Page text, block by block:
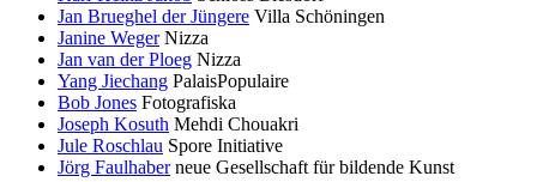
Jan Brueghel der Jüngere Villa Schöningen
Janine Weger Nizza
Jan van der Ploeg Nizza
Yang Jiechang PalaisPopulaire
Bob Jones Fotografiska
Joseph Kosuth Mehdi Chouakri
Jule Roschlau Spore Initiative
Jörg Faulhaber neue Gesellschaft für bildende Kunst